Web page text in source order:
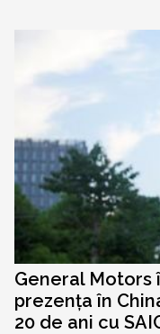
General Motors
prezența în
20 de ani cu